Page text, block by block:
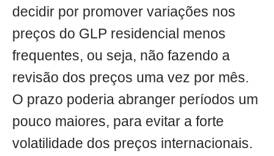
decidir por promover variações nos
preços do GLP residencial menos
frequentes, ou seja, não fazendo a
revisão dos preços uma vez por mês.
O prazo poderia abranger períodos um
pouco maiores, para evitar a forte
volatilidade dos preços internacionais.